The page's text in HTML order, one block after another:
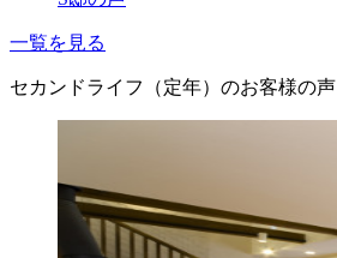
一覧を見る
セカンドライフ（定年）のお客様の声